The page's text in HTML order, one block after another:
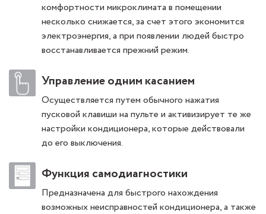
комфортности микроклимата в помещении
несколько снижается, за счет этого экономится
электроэнергия, а при появлении людей быстро
восстанавливается прежний режим.
Управление одним касанием
Осуществляется путем обычного нажатия
пусковой клавиши на пульте и активизирует те же
настройки кондиционера, которые действовали
до его выключения.
Функция самодиагностики
Предназначена для быстрого нахождения
возможных неисправностей кондиционера, а также